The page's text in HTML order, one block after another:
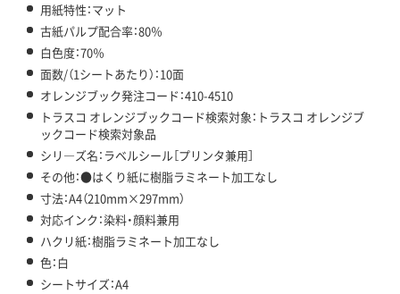
用紙特性：マット
古紙パルプ配合率：80％
白色度：70％
面数/（1シートあたり）：10面
オレンジブック発注コード：410-4510
トラスコ オレンジブックコード検索対象：トラスコ オレンジブ
ックコード検索対象品
シリ―ズ名：ラベルシール［プリンタ兼用］
その他：●はくり紙に樹脂ラミネート加工なし
寸法：A4（210mm×297mm）
対応インク：染料・顔料兼用
ハクリ紙：樹脂ラミネート加工なし
色：白
シートサイズ：A4